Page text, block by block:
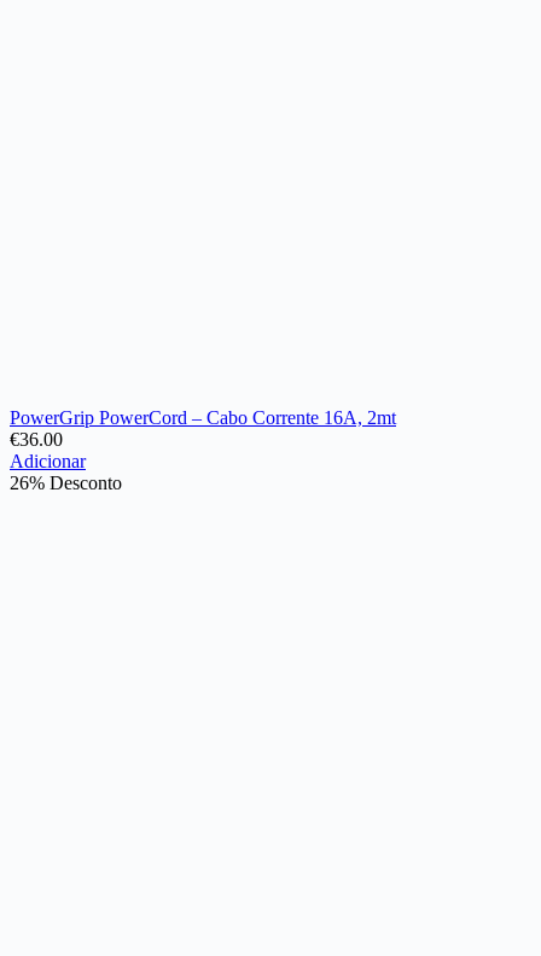
PowerGrip PowerCord – Cabo Corrente 16A, 2mt
€36.00
Adicionar
26% Desconto